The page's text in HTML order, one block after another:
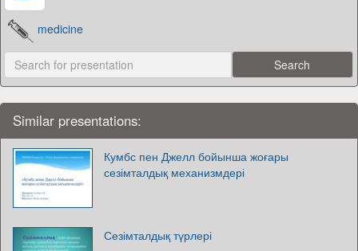
medicine
Similar presentations:
Кумбс пен Джелл бойынша жоғары
сезімталдық механизмдері
Сезімталдық түрлері